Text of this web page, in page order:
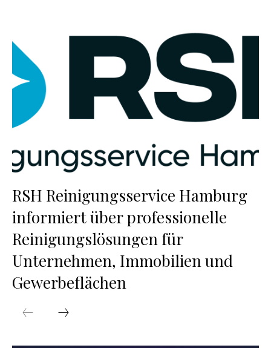
RSH Reinigungsservice Hamburg
informiert über professionelle
Reinigungslösungen für
Unternehmen, Immobilien und
Gewerbeflächen